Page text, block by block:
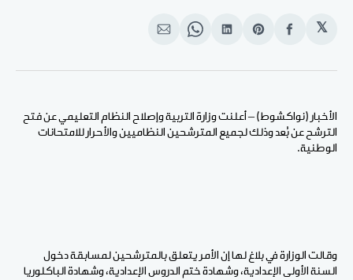
𝕏
انشر
الفيسبوك
Share
Pinterest
انشر
لينكد
Share
WhatsApp
انشر
الإيميل
الأخبار (نواكشوط) – أعلنت وزارة التربية وإصلاح النظام التعليمي عن فتح
الترشح عن بُعد وذلك لجميع المترشحين النظاميين والأحرار للامتحانات
الوطنية.
وقالت الوزارة في بلاغ لها إن الأمر يتعلق بالمترشحين لمسابقة دخول
السنة الأولى الإعدادية، وشهادة ختم الدروس الإعدادية، وشهادة الباكلوريا